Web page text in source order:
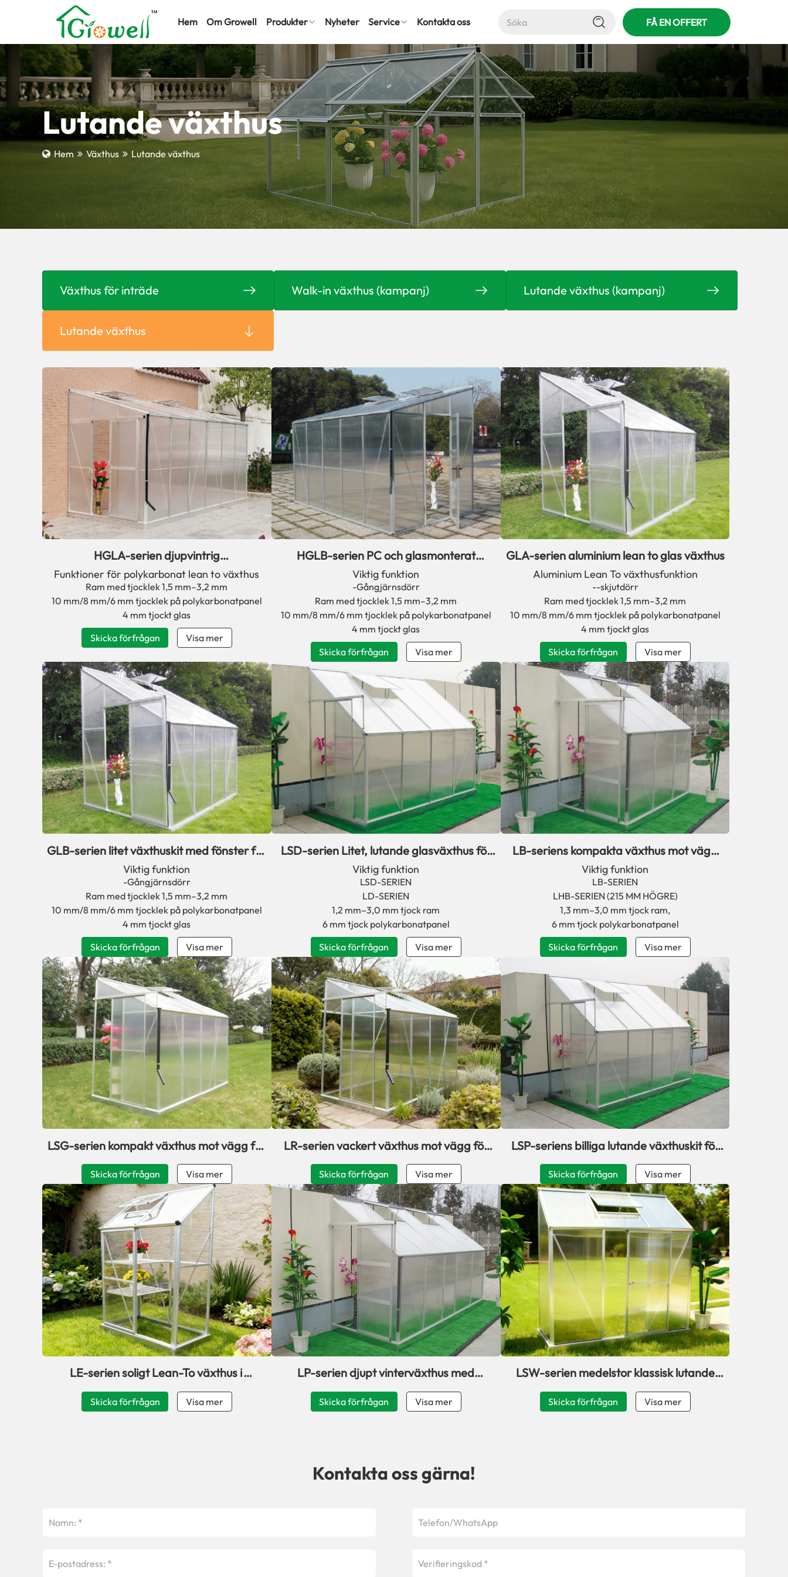
Hem Om Growell Produkter Nyheter Service Kontakta oss FÅ EN OFFERT
Lutande växthus
Hem Växthus Lutande växthus
Växthus för inträde Walk-in växthus (kampanj) Lutande växthus (kampanj)
Lutande växthus
HGLA-serien djupvintrig
polykarbonatväxthussatser för lutning
Funktioner för polykarbonat lean to växthus
Ram med tjocklek 1,5 mm–3,2 mm
10 mm/8 mm/6 mm tjocklek på polykarbonatpanel
4 mm tjockt glas
Skicka förfrågan
Visa mer
HGLB-serien PC och glasmonterat
växthuskit
Viktig funktion
-Gångjärnsdörr
Ram med tjocklek 1,5 mm–3,2 mm
10 mm/8 mm/6 mm tjocklek på polykarbonatpanel
4 mm tjockt glas
Skicka förfrågan
Visa mer
GLA-serien aluminium lean to glas växthus
Aluminium Lean To växthusfunktion
--skjutdörr
Ram med tjocklek 1,5 mm–3,2 mm
10 mm/8 mm/6 mm tjocklek på polykarbonatpanel
4 mm tjockt glas
Skicka förfrågan
Visa mer
GLB-serien litet växthuskit med fönster för
uteplats
Viktig funktion
-Gångjärnsdörr
Ram med tjocklek 1,5 mm–3,2 mm
10 mm/8 mm/6 mm tjocklek på polykarbonatpanel
4 mm tjockt glas
Skicka förfrågan
Visa mer
LSD-serien Litet, lutande glasväxthus för
vägginstallation
Viktig funktion
LSD-SERIEN
LD-SERIEN
1,2 mm–3,0 mm tjock ram
6 mm tjock polykarbonatpanel
Skicka förfrågan
Visa mer
LB-seriens kompakta växthus mot vägg
för små trädgårdar
Viktig funktion
LB-SERIEN
LHB-SERIEN (215 MM HÖGRE)
1,3 mm–3,0 mm tjock ram,
6 mm tjock polykarbonatpanel
Skicka förfrågan
Visa mer
LSG-serien kompakt växthus mot vägg för
uteplats
Skicka förfrågan Visa mer
LR-serien vackert växthus mot vägg för
altan
Skicka förfrågan Visa mer
LSP-seriens billiga lutande växthuskit för
altan
Skicka förfrågan Visa mer
LE-serien soligt Lean-To växthus i
aluminium med fönster
Skicka förfrågan Visa mer
LP-serien djupt vinterväxthus med
skjutdörr för terrass
Skicka förfrågan Visa mer
LSW-serien medelstor klassisk lutande
växthus för trädgård
Skicka förfrågan Visa mer
Kontakta oss gärna!